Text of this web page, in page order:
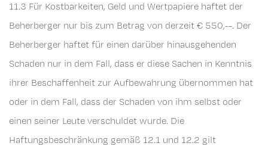
11.3 Für Kostbarkeiten, Geld und Wertpapiere haftet der
Beherberger nur bis zum Betrag von derzeit € 550,--. Der
Beherberger haftet für einen darüber hinausgehenden
Schaden nur in dem Fall, dass er diese Sachen in Kenntnis
ihrer Beschaffenheit zur Aufbewahrung übernommen hat
oder in dem Fall, dass der Schaden von ihm selbst oder
einen seiner Leute verschuldet wurde. Die
Haftungsbeschränkung gemäß 12.1 und 12.2 gilt